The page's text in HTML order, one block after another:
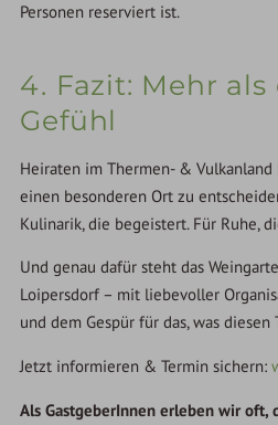
Personen reserviert ist.
4. Fazit: Mehr
Gefühl
Heiraten im Thermen- &
einen besonderen Ort zu
Kulinarik, die begeistert. Für Ruhe,
Und genau dafür steht das
Loipersdorf – mit liebevoller
und dem Gespür für das, was
Jetzt informieren & Termin sichern:
Als GastgeberInnen erleben wir oft,